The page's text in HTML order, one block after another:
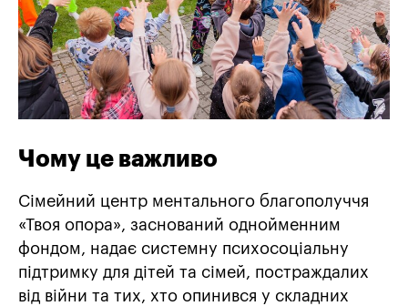
Чому це важливо
Сімейний центр ментального благополуччя
«Твоя опора», заснований однойменним
фондом, надає системну психосоціальну
підтримку для дітей та сімей, постраждалих
від війни та тих, хто опинився у складних